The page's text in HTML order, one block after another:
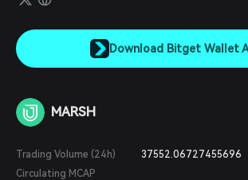
uma visão latente dos dados transformados.
mais de 1 bilhão de solicitações de dados.
Download Bitget Wallet
MARSH
Trading Volume (24h) 37552.06727455696
Circulating MCAP